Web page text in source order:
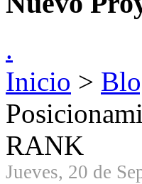
.
Inicio >
RANK
Jueves, 20 de